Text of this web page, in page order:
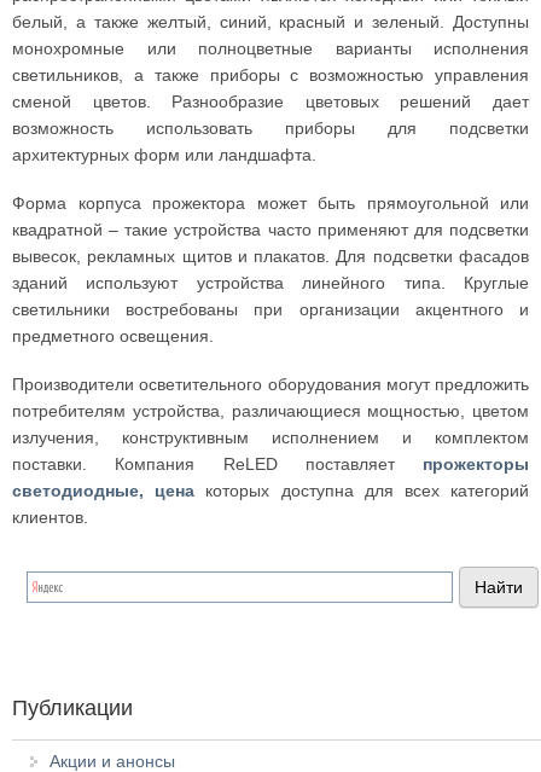
белый, а также желтый, синий, красный и зеленый. Доступны
монохромные или полноцветные варианты исполнения
светильников, а также приборы с возможностью управления
сменой цветов. Разнообразие цветовых решений дает
возможность использовать приборы для подсветки
архитектурных форм или ландшафта.
Форма корпуса прожектора может быть прямоугольной или
квадратной – такие устройства часто применяют для подсветки
вывесок, рекламных щитов и плакатов. Для подсветки фасадов
зданий используют устройства линейного типа. Круглые
светильники востребованы при организации акцентного и
предметного освещения.
Производители осветительного оборудования могут предложить
потребителям устройства, различающиеся мощностью, цветом
излучения, конструктивным исполнением и комплектом
поставки. Компания ReLED поставляет прожекторы
светодиодные, цена которых доступна для всех категорий
клиентов.
Публикации
Акции и анонсы